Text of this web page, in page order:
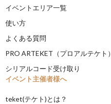
イベントエリア一覧
使い方
よくある質問
PRO ARTEKET（プロアルテケト）
シリアルコード受け取り
イベント主催者様へ
teket(テケト)とは？